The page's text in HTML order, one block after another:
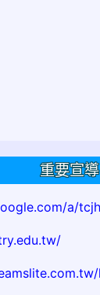
重要宣導